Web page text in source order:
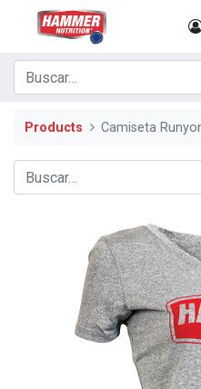
Products Camiseta